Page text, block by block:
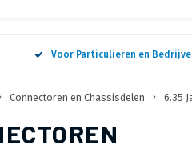
Voor Particulieren en
Connectoren en Chassisdelen 6.35